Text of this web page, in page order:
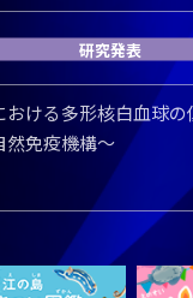
研究発表
おける多形核白血球
然免疫機構～